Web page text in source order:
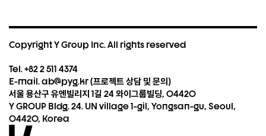
Copyright Y Group Inc. All rights reserved
Tel. +82 2 511 4374
E-mail. ab@pyg.kr (프로젝트 상담 및 문의)
서울 용산구 유엔빌리지 1길 24 와이그룹빌딩, 04420
Y GROUP Bldg. 24. UN village 1-gil, Yongsan-gu, Seoul,
04420, Korea